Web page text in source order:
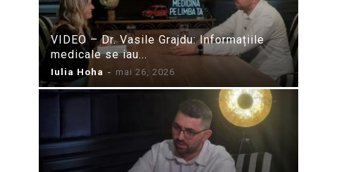
VIDEO – Dr. Vasile Grajdu: Informațiile
medicale se iau...
Iulia Hoha - mai 26, 2026